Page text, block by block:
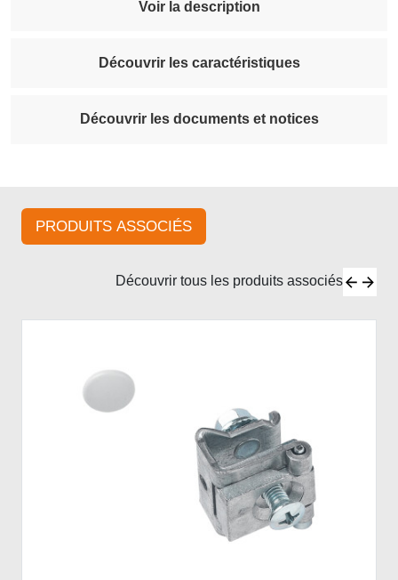
Voir la description
Découvrir les caractéristiques
Découvrir les documents et notices
PRODUITS ASSOCIÉS
Découvrir tous les produits associés